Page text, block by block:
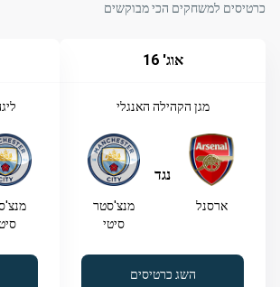
כרטיסים למשחקים הכי מבוקשים
אוג' 16
מגן הקהילה האנגלי
נגד
ארסנל
מנצ'סטר
סיטי
השג כרטיסים